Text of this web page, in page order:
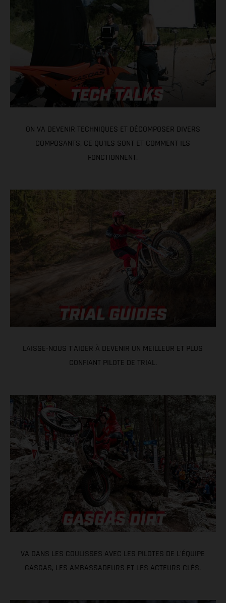
ON VA DEVENIR TECHNIQUES ET DÉCOMPOSER DIVERS
COMPOSANTS, CE QU'ILS SONT ET COMMENT ILS
FONCTIONNENT.
LAISSE-NOUS T'AIDER À DEVENIR UN MEILLEUR ET PLUS
CONFIANT PILOTE DE TRIAL.
VA DANS LES COULISSES AVEC LES PILOTES DE L'ÉQUIPE
GASGAS, LES AMBASSADEURS ET LES ACTEURS CLÉS.